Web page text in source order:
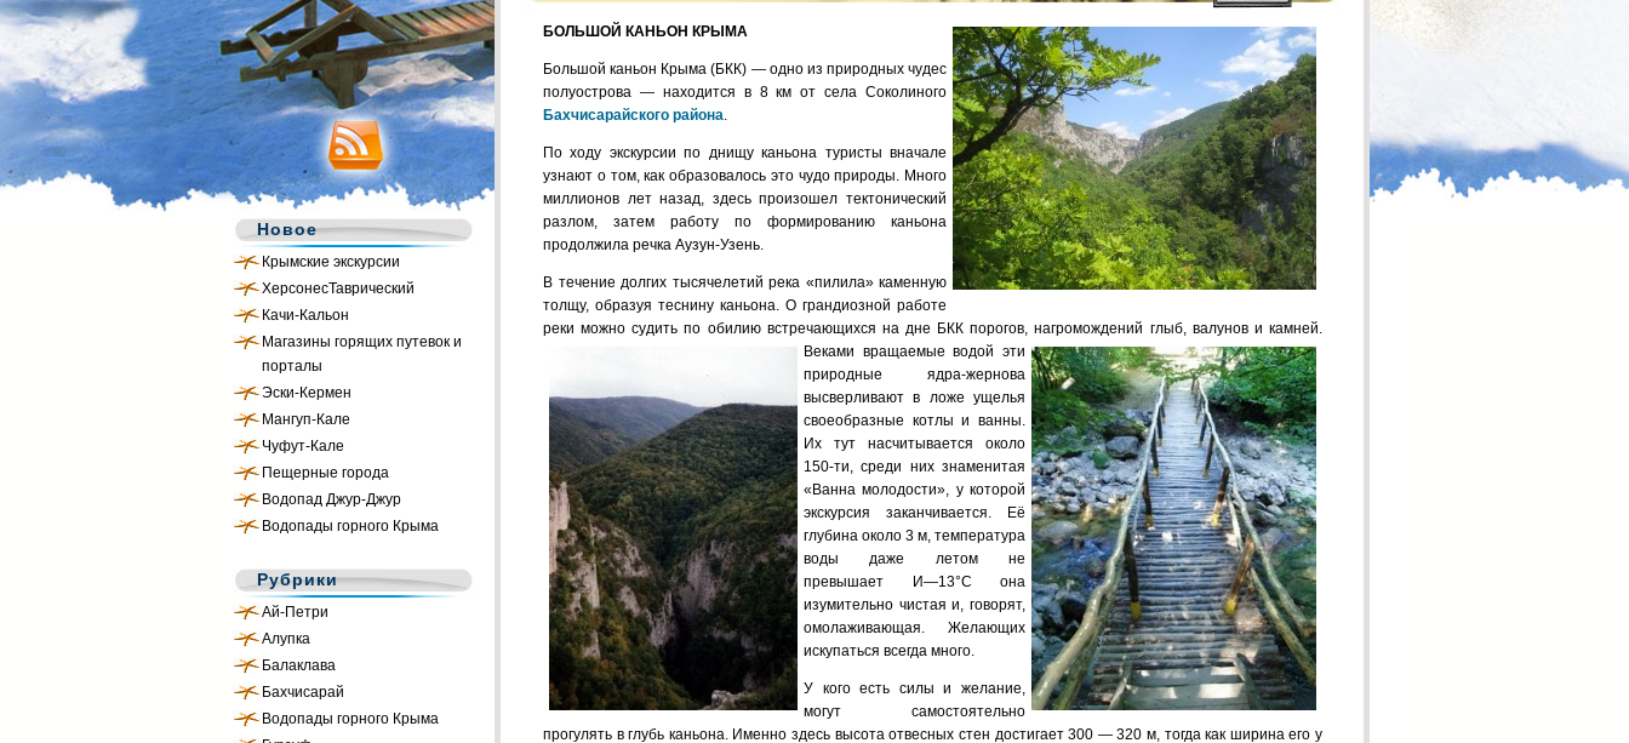
Новое
Крымские экскурсии
ХерсонесТаврический
Качи-Кальон
Магазины горящих путевок и
порталы
Эски-Кермен
Мангуп-Кале
Чуфут-Кале
Пещерные города
Водопад Джур-Джур
Водопады горного Крыма
Рубрики
Ай-Петри
Алупка
Балаклава
Бахчисарай
Водопады горного Крыма
БОЛЬШОЙ КАНЬОН КРЫМА
Большой каньон Крыма (БКК) — одно из при­родных чудес
полуострова — находится в 8 км от села Соколиного
Бахчисарайского района.
По ходу экскурсии по днищу каньона туристы вначале
узнают о том, как образовалось это чудо природы. Много
миллионов лет назад, здесь произо­шел тектонический
разлом, затем работу по форми­рованию каньона
продолжила речка Аузун-Узень.
В течение долгих тысячелетий река «пилила» каменную
толщу, образуя теснину каньона. О гран­диозной работе
реки можно судить по обилию встречающихся на дне БКК порогов, нагроможде­ний глыб, валунов и камней.
Веками вращаемые водой эти
природные ядра-жернова
высверливают в ложе ущелья
своеобразные котлы и ванны.
Их тут насчитывается около
150-ти, среди них зна­менитая
«Ванна молодости», у которой
экскурсия заканчивается. Её
глубина около 3 м, температу­ра
воды даже летом не
превышает И—13°С она
изумительно чистая и, говорят,
омолаживающая. Желающих
искупаться всегда много.
У кого есть силы и желание,
могут самостоятель­но
прогулять в глубь каньона. Именно здесь высо­та отвесных стен достигает 300 — 320 м, тогда как ширина его у